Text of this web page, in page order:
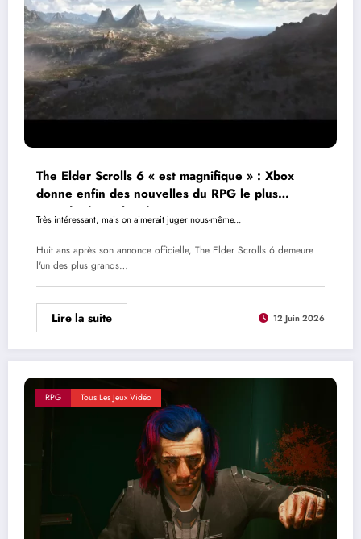
The Elder Scrolls 6 « est magnifique » : Xbox
donne enfin des nouvelles du RPG le plus
attendu de Bethesda
Très intéressant, mais on aimerait juger nous-même...
Huit ans après son annonce officielle, The Elder Scrolls 6 demeure
l'un des plus grands…
Lire la suite 12 Juin 2026
RPG Tous Les Jeux Vidéo